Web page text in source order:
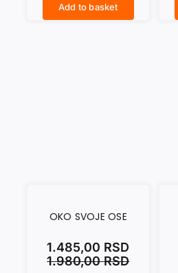
Add to basket
OKO SVOJE OSE
1.980,00RSD
1.485,00 RSD